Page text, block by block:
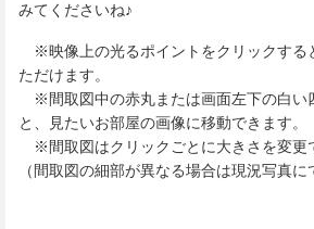
みてくださいね♪
※映像上の光るポイントをクリックする
ただけます。
※間取図中の赤丸または画面左下の白い
と、見たいお部屋の画像に移動できます。
※間取図はクリックごとに大きさを変更
（間取図の細部が異なる場合は現況写真に